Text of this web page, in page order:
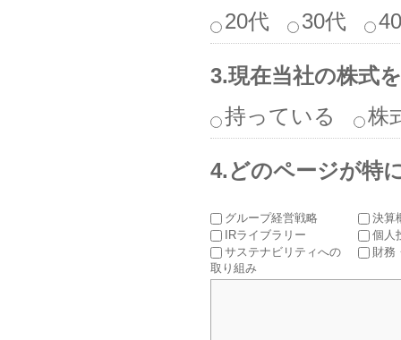
20代
30代
3.現在当社の株式
持っている
株
4.どのページが特
グループ経営戦略
IRライブラリー
サステナビリティへの
取り組み
決算
個人
財務